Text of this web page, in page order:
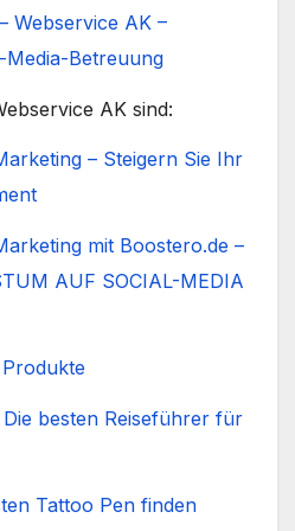
Webservice AK –
Media-Betreuung
AK sind:
– Steigern Sie Ihr
mit Boostero.de –
AUF SOCIAL-MEDIA
besten Reiseführer für
Tattoo Pen finden